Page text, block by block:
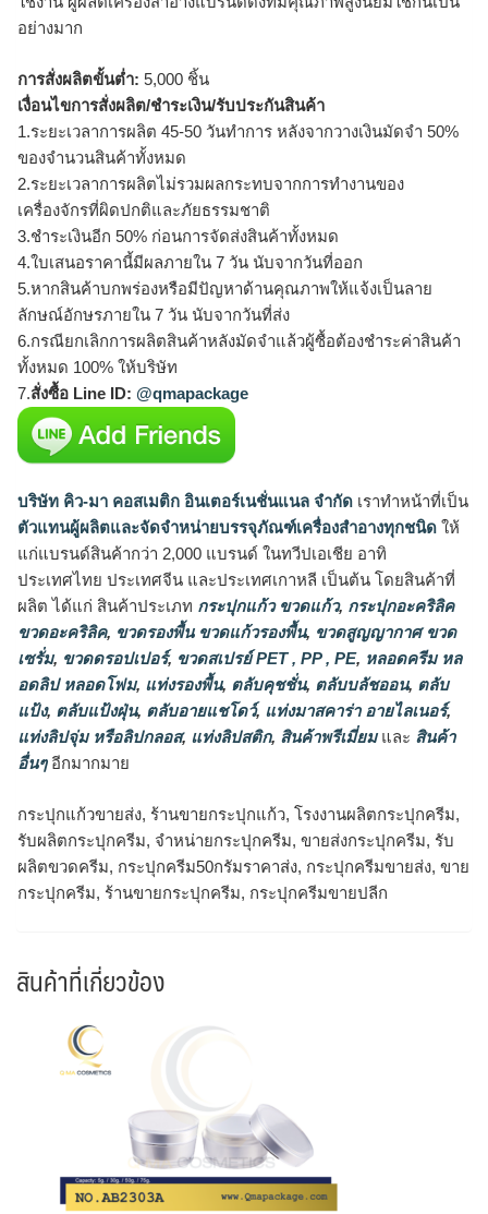
อย่างมาก
การสั่งผลิตขั้นต่ำ: 5,000 ชิ้น
เงื่อนไขการสั่งผลิต/ชำระเงิน/รับประกันสินค้า
1.ระยะเวลาการผลิต 45-50 วันทำการ หลังจากวางเงินมัดจำ 50%
ของจำนวนสินค้าทั้งหมด
2.ระยะเวลาการผลิตไม่รวมผลกระทบจากการทำงานของ
เครื่องจักรที่ผิดปกติและภัยธรรมชาติ
3.ชำระเงินอีก 50% ก่อนการจัดส่งสินค้าทั้งหมด
4.ใบเสนอราคานี้มีผลภายใน 7 วัน นับจากวันที่ออก
5.หากสินค้าบกพร่องหรือมีปัญหาด้านคุณภาพให้แจ้งเป็นลาย
ลักษณ์อักษรภายใน 7 วัน นับจากวันที่ส่ง
6.กรณียกเลิกการผลิตสินค้าหลังมัดจำแล้วผู้ซื้อต้องชำระค่าสินค้า
ทั้งหมด 100% ให้บริษัท
7.สั่งซื้อ Line ID: @qmapackage
บริษัท คิว-มา คอสเมติก อินเตอร์เนชั่นแนล จำกัด เราทำหน้าที่เป็น
ตัวแทนผู้ผลิตและจัดจำหน่ายบรรจุภัณฑ์เครื่องสำอางทุกชนิด ให้
แก่แบรนด์สินค้ากว่า 2,000 แบรนด์ ในทวีปเอเชีย อาทิ
ประเทศไทย ประเทศจีน และประเทศเกาหลี เป็นต้น โดยสินค้าที่
ผลิต ได้แก่ สินค้าประเภท กระปุกแก้ว ขวดแก้ว, กระปุกอะคริลิค
ขวดอะคริลิค, ขวดรองพื้น ขวดแก้วรองพื้น, ขวดสูญญากาศ ขวด
เซรั่ม, ขวดดรอปเปอร์, ขวดสเปรย์ PET , PP , PE, หลอดครีม หล
อดลิป หลอดโฟม, แท่งรองพื้น, ตลับคุชชั่น, ตลับบลัชออน, ตลับ
แป้ง, ตลับแป้งฝุ่น, ตลับอายแชโดว์, แท่งมาสคาร่า อายไลเนอร์,
แท่งลิปจุ่ม หรือลิปกลอส, แท่งลิปสติก, สินค้าพรีเมี่ยมและ สินค้า
อื่นๆอีกมากมาย
กระปุกแก้วขายส่ง, ร้านขายกระปุกแก้ว, โรงงานผลิตกระปุกครีม,
รับผลิตกระปุกครีม, จำหน่ายกระปุกครีม, ขายส่งกระปุกครีม, รับ
ผลิตขวดครีม, กระปุกครีม50กรัมราคาส่ง, กระปุกครีมขายส่ง, ขาย
กระปุกครีม, ร้านขายกระปุกครีม, กระปุกครีมขายปลีก
สินค้าที่เกี่ยวข้อง